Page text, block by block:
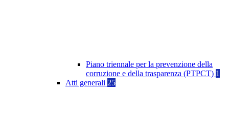
Piano triennale per la prevenzione della
corruzione e della trasparenza (PTPCT) 1
Atti generali 25